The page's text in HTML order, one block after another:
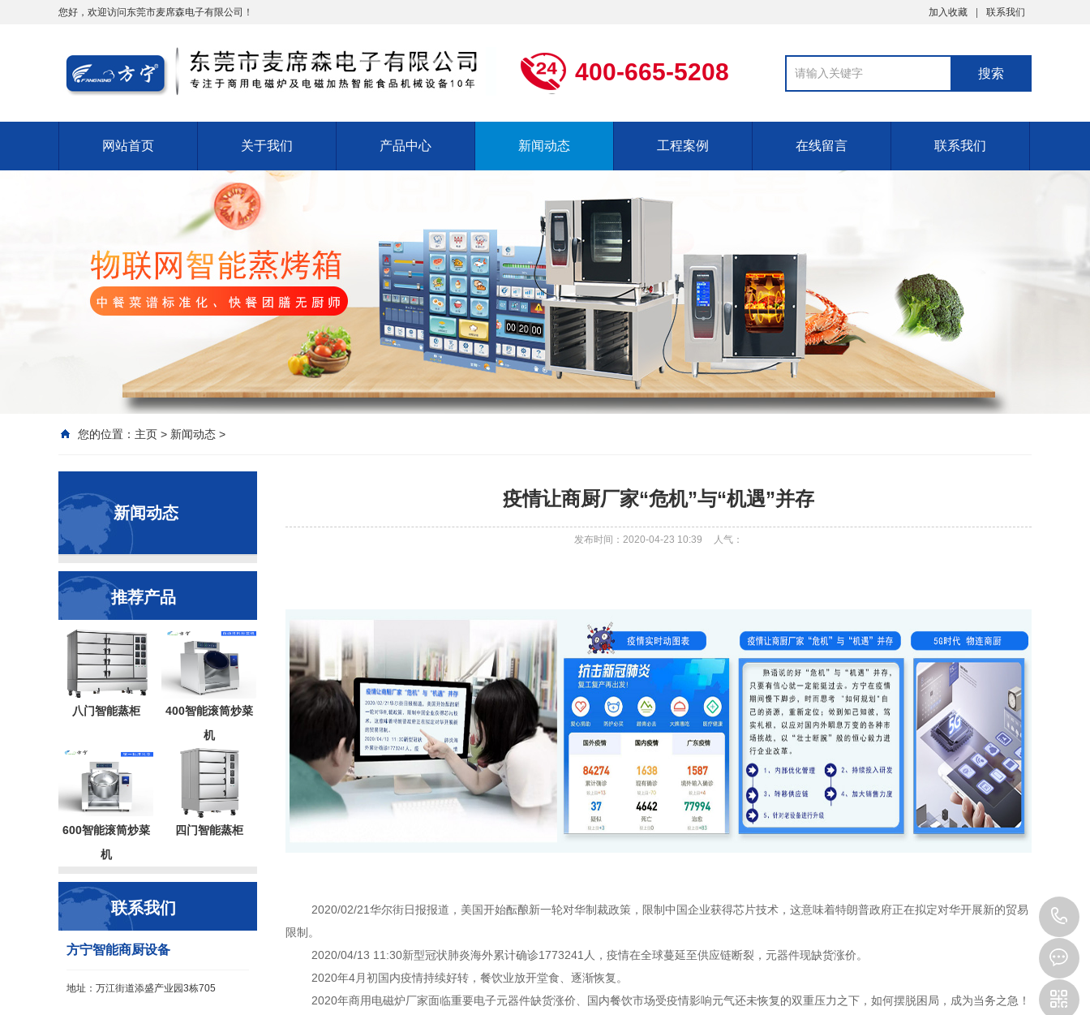
您好，欢迎访问东莞市麦席森电子有限公司！ 加入收藏 联系我们
400-665-5208
网站首页 关于我们 产品中心 新闻动态 工程案例 在线留言 联系我们
您的位置： 主页 > 新闻动态 >
新闻动态
推荐产品
八门智能蒸柜
400智能滚筒炒菜
机
600智能滚筒炒菜
机
四门智能蒸柜
联系我们
方宁智能商厨设备
地址：万江街道添盛产业园3栋705
疫情让商厨厂家“危机”与“机遇”并存
发布时间：2020-04-23 10:39 人气：
2020/02/21华尔街日报报道，美国开始酝酿新一轮对华制裁政策，限制中国企业获得芯片技术，这意味着特朗普政府正在拟定对华开展新的贸易
限制。
2020/04/13 11:30新型冠状肺炎海外累计确诊1773241人，疫情在全球蔓延至供应链断裂，元器件现缺货涨价。
2020年4月初国内疫情持续好转，餐饮业放开堂食、逐渐恢复。
2020年商用电磁炉厂家面临重要电子元器件缺货涨价、国内餐饮市场受疫情影响元气还未恢复的双重压力之下，如何摆脱困局，成为当务之急！